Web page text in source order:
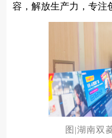
容，解放生产力，专注
图|湖南双